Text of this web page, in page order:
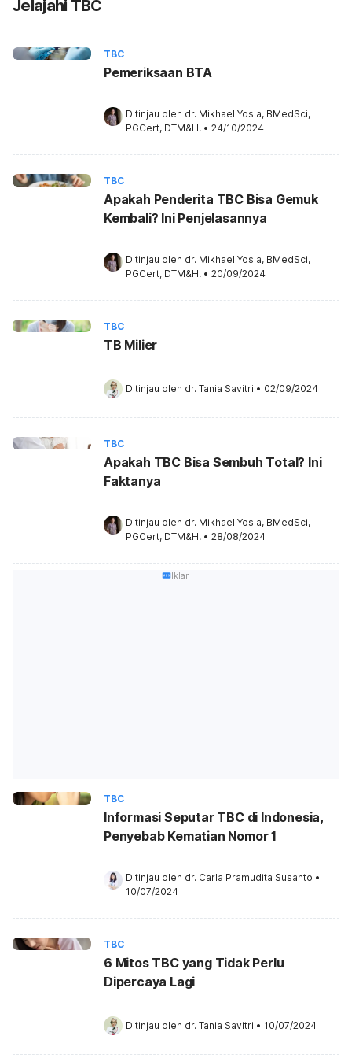
Jelajahi TBC
TBC
Pemeriksaan BTA
Ditinjau oleh dr. Mikhael Yosia, BMedSci,
PGCert, DTM&H. • 24/10/2024
TBC
Apakah Penderita TBC Bisa Gemuk
Kembali? Ini Penjelasannya
Ditinjau oleh dr. Mikhael Yosia, BMedSci,
PGCert, DTM&H. • 20/09/2024
TBC
TB Milier
Ditinjau oleh dr. Tania Savitri • 02/09/2024
TBC
Apakah TBC Bisa Sembuh Total? Ini
Faktanya
Ditinjau oleh dr. Mikhael Yosia, BMedSci,
PGCert, DTM&H. • 28/08/2024
Iklan
TBC
Informasi Seputar TBC di Indonesia,
Penyebab Kematian Nomor 1
Ditinjau oleh dr. Carla Pramudita Susanto •
10/07/2024
TBC
6 Mitos TBC yang Tidak Perlu
Dipercaya Lagi
Ditinjau oleh dr. Tania Savitri • 10/07/2024